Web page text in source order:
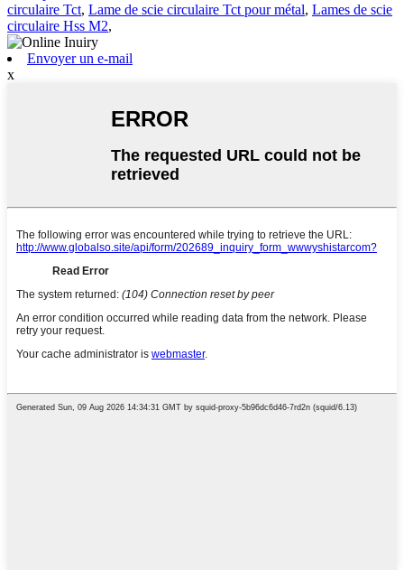
circulaire Tct, Lame de scie circulaire Tct pour métal, Lames de scie
circulaire Hss M2,
Envoyer un e-mail
x